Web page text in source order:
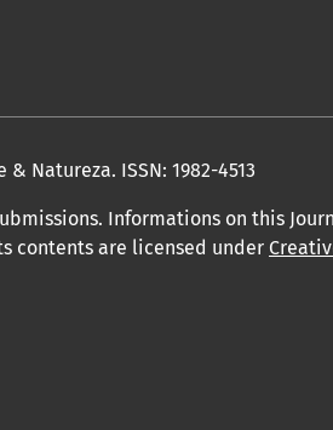
& Natureza. ISSN: 1982-4513
Informations on this
contents are licensed under